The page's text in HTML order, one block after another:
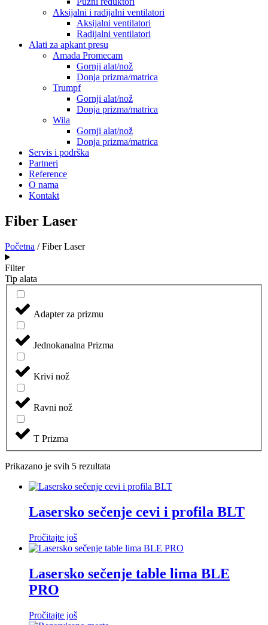
Aksijalni i radijalni ventilatori
Aksijalni ventilatori
Radijalni ventilatori
Alati za apkant presu
Amada Promecam
Gornji alat/nož
Donja prizma/matrica
Trumpf
Gornji alat/nož
Donja prizma/matrica
Wila
Gornji alat/nož
Donja prizma/matrica
Servis i podrška
Partneri
Reference
O nama
Kontakt
Fiber Laser
Početna / Fiber Laser
Filter
Tip alata
Adapter za prizmu
Jednokanalna Prizma
Krivi nož
Ravni nož
T Prizma
Prikazano je svih 5 rezultata
Lasersko sečenje cevi i profila BLT
Pročitajte još
Lasersko sečenje table lima BLE
PRO
Pročitajte još